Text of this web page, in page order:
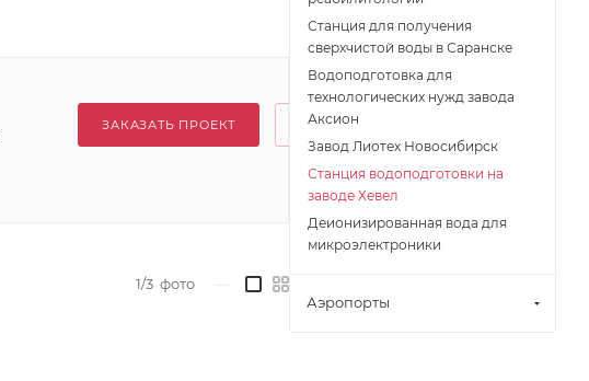
ЗАКАЗАТЬ ПРОЕКТ
1/3 фото
Станция для получения
сверхчистой воды в Саранске
Водоподготовка для
технологических нужд завода
Аксион
Завод Лиотех Новосибирск
Станция водоподготовки на
заводе Хевел
Деионизированная вода для
микроэлектроники
Аэропорты